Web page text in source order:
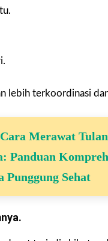
lebih terkoordinasi
Cara Merawat
Panduan
Punggung Sehat